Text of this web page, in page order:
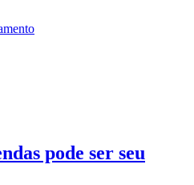
pode ser seu